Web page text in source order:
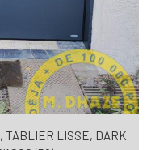
TABLIER LISSE, DARK